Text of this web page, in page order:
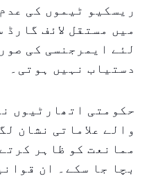
ریسکیو ٹیموں کی
میں مستقل لائف
لئے ایمرجنسی کی
دستیاب نہیں ہوتی۔
حکومتی اتھارٹیوں
والے علاماتی نشان
ممانعت کو ظاہر
بچا جا سکے۔ ان